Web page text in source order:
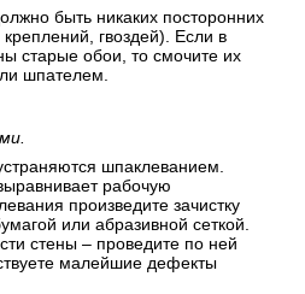
быть никаких посторонних
гвоздей). Если в
старые обои, то смочите их
шпателем.
шпаклеванием.
рабочую
произведите зачистку
или абразивной сеткой.
стены – проведите по ней
малейшие дефекты